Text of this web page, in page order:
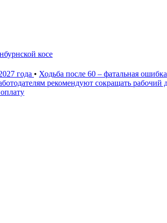
косе
года • Ходьба после 60 – фатальная
рекомендуют сокращать рабочий